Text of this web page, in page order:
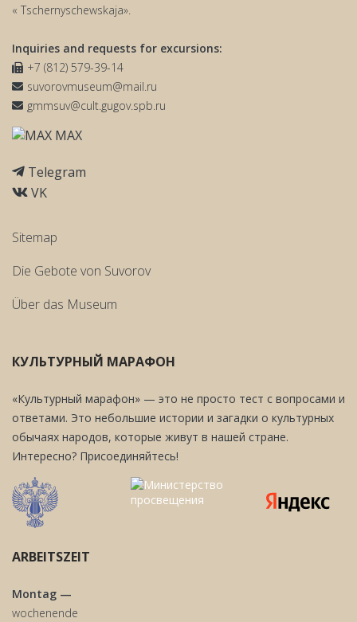
« Tschernyschewskaja».
Inquiries and requests for excursions:
+7 (812) 579-39-14
suvorovmuseum@mail.ru
gmmsuv@cult.gugov.spb.ru
MAX
Telegram
VK
Sitemap
Die Gebote von Suvorov
Über das Museum
КУЛЬТУРНЫЙ МАРАФОН
«Культурный марафон» — это не просто тест с вопросами и
ответами. Это небольшие истории и загадки о культурных
обычаях народов, которые живут в нашей стране.
Интересно? Присоединяйтесь!
ARBEITSZEIT
Montag —
wochenende